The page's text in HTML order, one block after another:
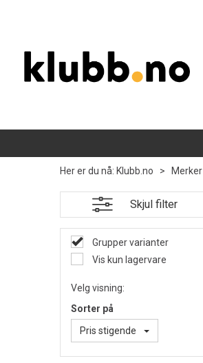
Her er du nå: Klubb.no > Merker
Skjul filter
Grupper varianter
Vis kun lagervare
Velg visning:
Sorter på
Pris stigende